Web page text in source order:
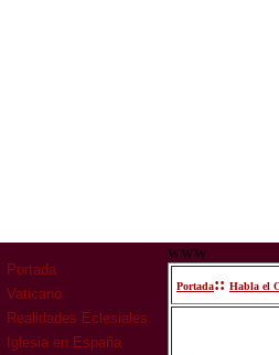
Portada
Vaticano
Realidades Eclesiales
Iglesia en España
www
Portada:: Habla el